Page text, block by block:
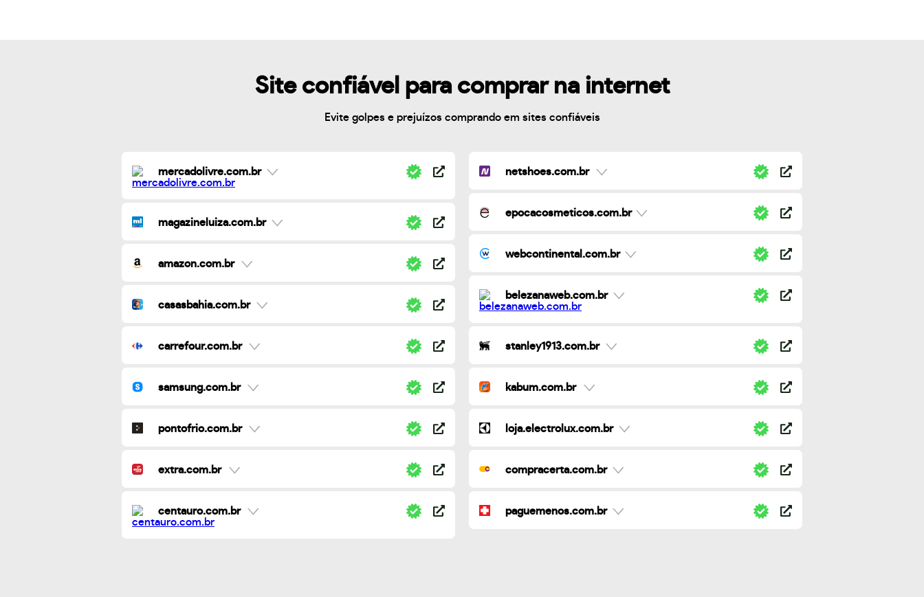
Site confiável para comprar na internet
Evite golpes e prejuízos comprando em sites confiáveis
mercadolivre.com.br
magazineluiza.com.br
amazon.com.br
casasbahia.com.br
carrefour.com.br
samsung.com.br
pontofrio.com.br
extra.com.br
centauro.com.br
netshoes.com.br
epocacosmeticos.com.br
webcontinental.com.br
belezanaweb.com.br
stanley1913.com.br
kabum.com.br
loja.electrolux.com.br
compracerta.com.br
paguemenos.com.br